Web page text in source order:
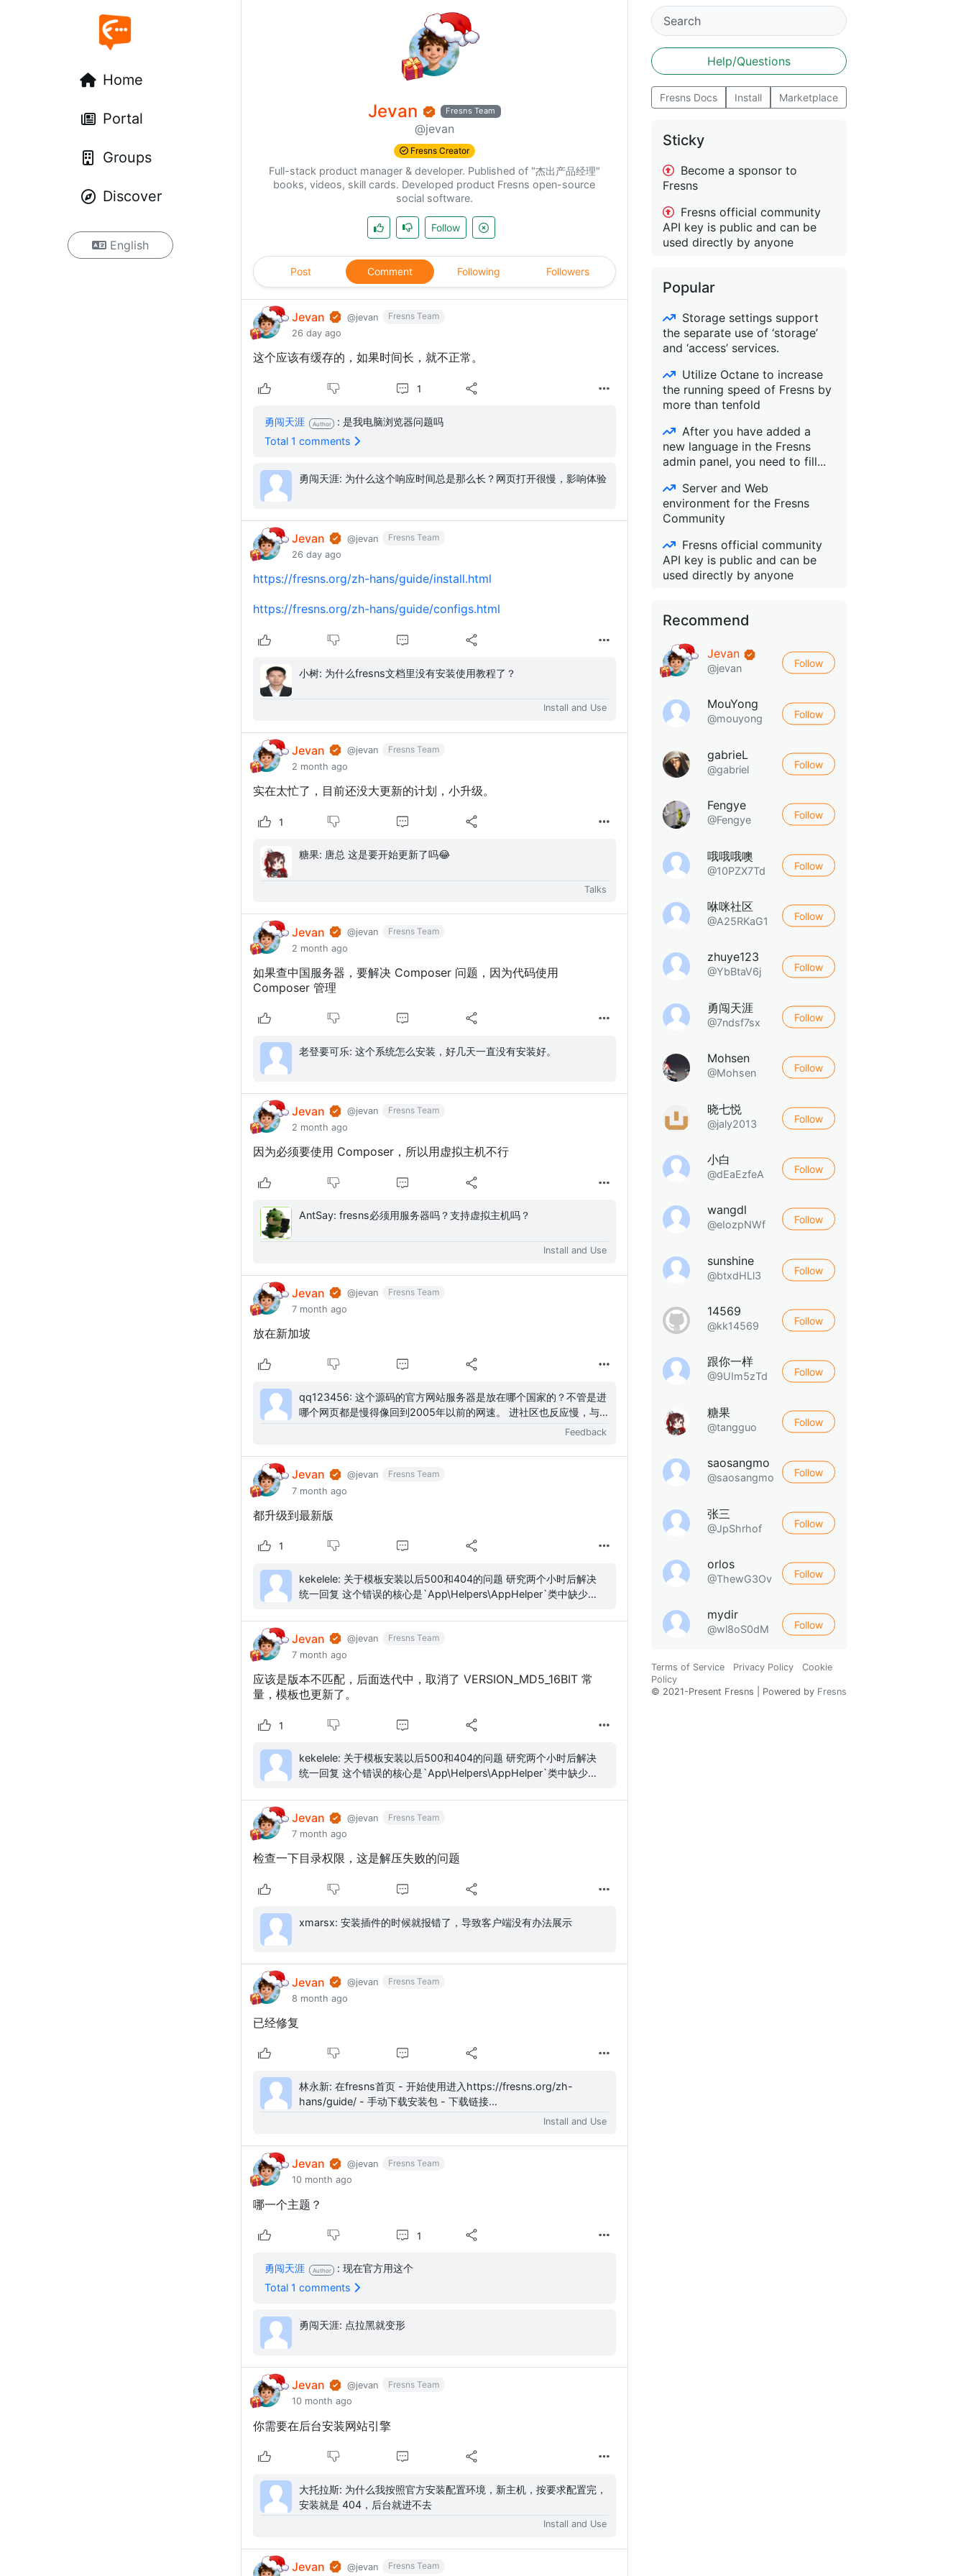
Home
Portal
Groups
Discover
English
Jevan Fresns Team
@jevan
Fresns Creator
Full-stack product manager & developer. Published of "杰出产品经理"
books, videos, skill cards. Developed product Fresns open-source
social software.
Follow
Post Comment Following Followers
Jevan @jevan
Fresns Team
26 day ago
这个应该有缓存的，如果时间长，就不正常。
1
勇闯天涯 Author : 是我电脑浏览器问题吗
Total 1 comments
勇闯天涯: 为什么这个响应时间总是那么长？网页打开很慢，影响体验
Jevan @jevan
Fresns Team
26 day ago
https://fresns.org/zh-hans/guide/install.html
https://fresns.org/zh-hans/guide/configs.html
小树: 为什么fresns文档里没有安装使用教程了？
Install and Use
Jevan @jevan
Fresns Team
2 month ago
实在太忙了，目前还没大更新的计划，小升级。
1
糖果: 唐总 这是要开始更新了吗😂
Talks
Jevan @jevan
Fresns Team
2 month ago
如果查中国服务器，要解决 Composer 问题，因为代码使用
Composer 管理
老登要可乐: 这个系统怎么安装，好几天一直没有安装好。
Jevan @jevan
Fresns Team
2 month ago
因为必须要使用 Composer，所以用虚拟主机不行
AntSay: fresns必须用服务器吗？支持虚拟主机吗？
Install and Use
Jevan @jevan
Fresns Team
7 month ago
放在新加坡
qq123456: 这个源码的官方网站服务器是放在哪个国家的？不管是进
哪个网页都是慢得像回到2005年以前的网速。 进社区也反应慢，与
Feedback
Jevan @jevan
Fresns Team
7 month ago
都升级到最新版
1
kekelele: 关于模板安装以后500和404的问题 研究两个小时后解决
统一回复 这个错误的核心是`App\Helpers\AppHelper`类中缺少
Jevan @jevan
Fresns Team
7 month ago
应该是版本不匹配，后面迭代中，取消了 VERSION_MD5_16BIT 常
量，模板也更新了。
1
kekelele: 关于模板安装以后500和404的问题 研究两个小时后解决
统一回复 这个错误的核心是`App\Helpers\AppHelper`类中缺少
Jevan @jevan
Fresns Team
7 month ago
检查一下目录权限，这是解压失败的问题
xmarsx: 安装插件的时候就报错了，导致客户端没有办法展示
Jevan @jevan
Fresns Team
8 month ago
已经修复
林永新: 在fresns首页 - 开始使用进入https://fresns.org/zh-
hans/guide/ - 手动下载安装包 - 下载链接
（https://app.fresns.org/latest.zip）失效，要在哪里...Install and Use
Jevan @jevan
Fresns Team
10 month ago
哪一个主题？
1
勇闯天涯 Author : 现在官方用这个
Total 1 comments
勇闯天涯: 点拉黑就变形
Jevan @jevan
Fresns Team
10 month ago
你需要在后台安装网站引擎
大托拉斯: 为什么我按照官方安装配置环境，新主机，按要求配置完，
安装就是 404，后台就进不去
Install and Use
Jevan @jevan Fresns Team
Help/Questions
Fresns Docs Install Marketplace
Sticky
Become a sponsor to
Fresns
Fresns official community
API key is public and can be
used directly by anyone
Popular
Storage settings support
the separate use of ‘storage’
and ‘access’ services.
Utilize Octane to increase
the running speed of Fresns by
more than tenfold
After you have added a
new language in the Fresns
admin panel, you need to fill...
Server and Web
environment for the Fresns
Community
Fresns official community
API key is public and can be
used directly by anyone
Recommend
Jevan
@jevan Follow
MouYong
@mouyong Follow
gabrieL
@gabriel Follow
Fengye
@Fengye Follow
哦哦哦噢
@10PZX7Td Follow
咻咪社区
@A25RKaG1 Follow
zhuye123
@YbBtaV6j Follow
勇闯天涯
@7ndsf7sx Follow
Mohsen
@Mohsen Follow
晓七悦
@jaly2013 Follow
小白
@dEaEzfeA Follow
wangdl
@eIozpNWf Follow
sunshine
@btxdHLl3 Follow
14569
@kk14569 Follow
跟你一样
@9UIm5zTd Follow
糖果
@tangguo Follow
saosangmo
@saosangmo Follow
张三
@JpShrhof Follow
orlos
@ThewG3Ov Follow
mydir
@wl8oS0dM Follow
Terms of Service Privacy Policy
Cookie
Policy
© 2021-Present Fresns | Powered by Fresns